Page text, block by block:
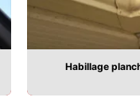
Habillage